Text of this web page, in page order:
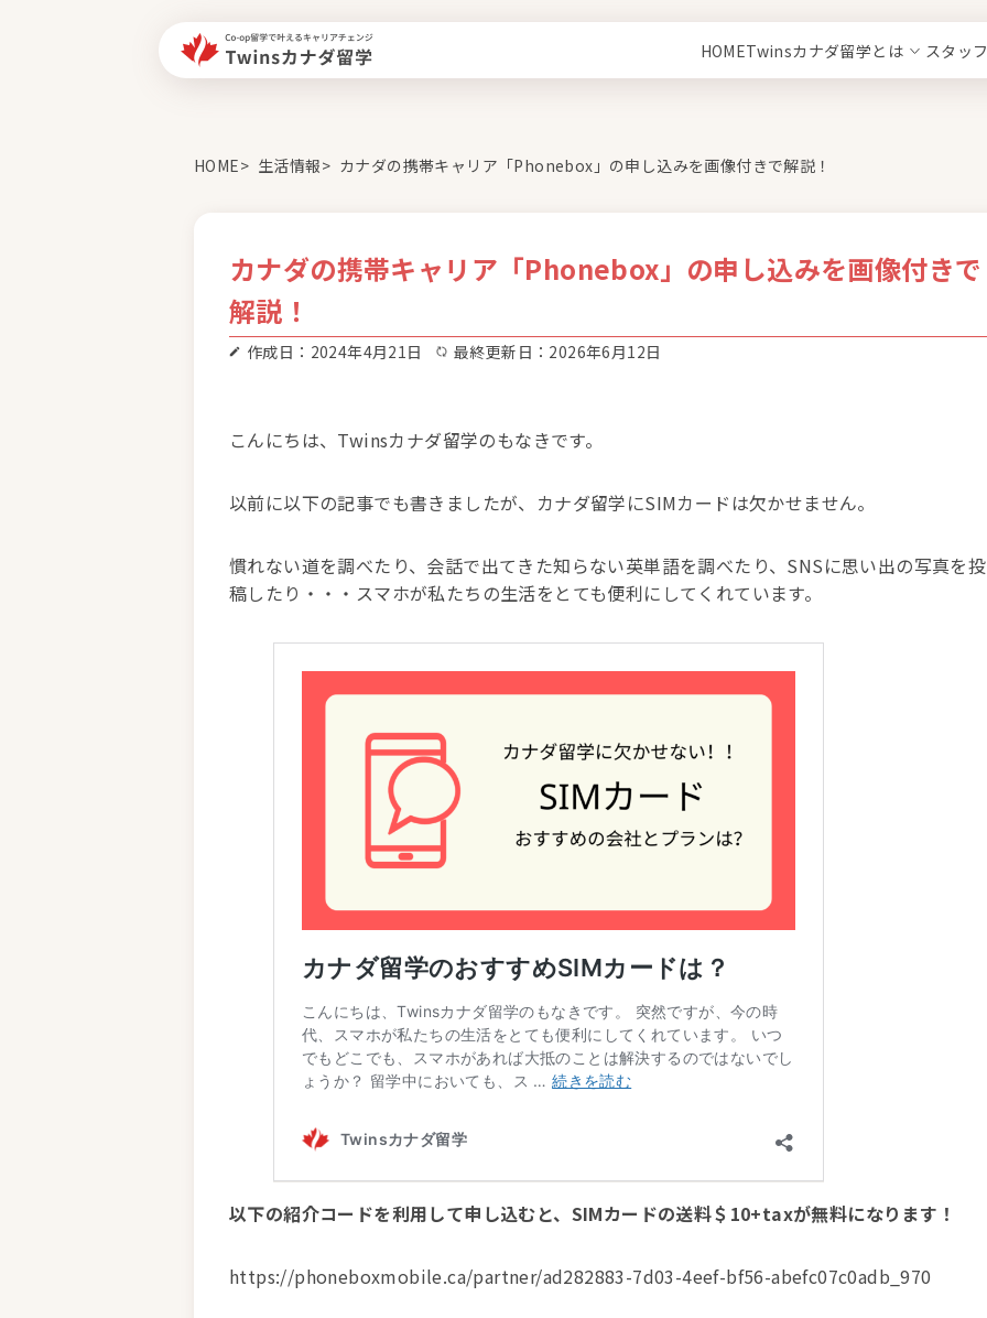
HOMETwinsカナダ留学とは スタッ
HOME 生活情報 カナダの携帯キャリア「Phonebox」の申し込みを画像付きで解説！
カナダの携帯キャリア「Phonebox」の申し込みを画像付きで
解説！
作成日：2024年4月21日 最終更新日：2026年6月12日
こんにちは、Twinsカナダ留学のもなきです。
以前に以下の記事でも書きましたが、カナダ留学にSIMカードは欠かせません。
慣れない道を調べたり、会話で出てきた知らない英単語を調べたり、SNSに思い出の写真を投
稿したり・・・スマホが私たちの生活をとても便利にしてくれています。
以下の紹介コードを利用して申し込むと、SIMカードの送料＄10+taxが無料になります！
https://phoneboxmobile.ca/partner/ad282883-7d03-4eef-bf56-abefc07c0adb_970